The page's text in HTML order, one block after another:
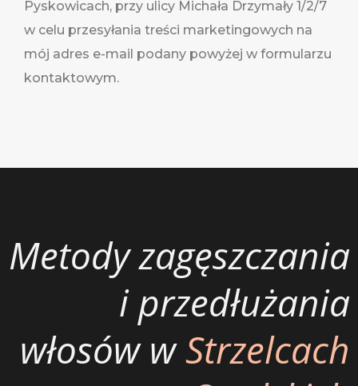
Pyskowicach, przy ulicy Michała Drzymały 1/2/7
w celu przesyłania treści marketingowych na
mój adres e-mail podany powyżej w formularzu
kontaktowym.
Metody zagęszczania
i przedłużania
włosów wStrzelcach